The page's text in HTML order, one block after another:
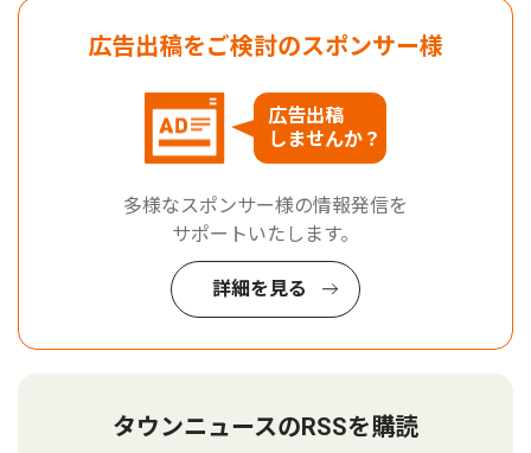
広告出稿をご検討のスポンサー様
広告出稿
しませんか？
多様なスポンサー様の情報発信を
サポートいたします。
詳細を見る
タウンニュースのRSSを購読